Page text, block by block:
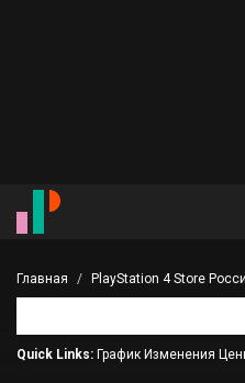
Главная PlayStation 4 Store
Quick Links: График Изменения